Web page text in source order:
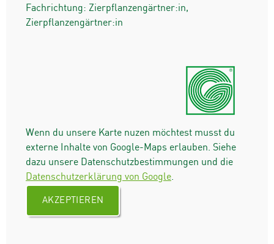
Fachrichtung: Zierpflanzengärtner:in,
Zierpflanzengärtner:in
Wenn du unsere Karte nuzen möchtest musst du
externe Inhalte von Google-Maps erlauben. Siehe
dazu unsere Datenschutzbestimmungen und die
Datenschutzerklärung von Google.
AKZEPTIEREN